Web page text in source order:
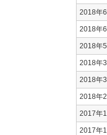
2018年
2018年
2018年
2018年
2018年
2018年
2017年
2017年